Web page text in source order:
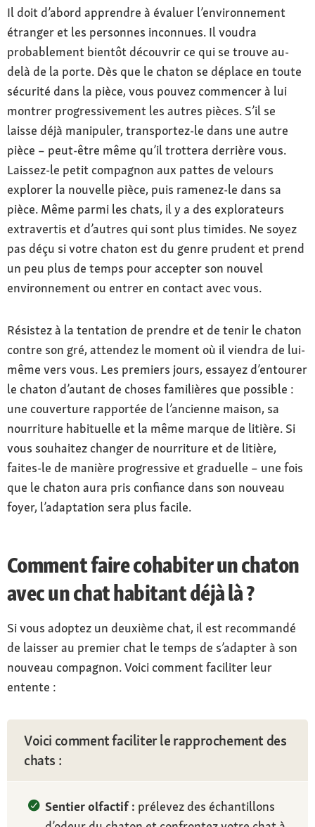
Il doit d’abord apprendre à évaluer l’environnement
étranger et les personnes inconnues. Il voudra
probablement bientôt découvrir ce qui se trouve au-
delà de la porte. Dès que le chaton se déplace en toute
sécurité dans la pièce, vous pouvez commencer à lui
montrer progressivement les autres pièces. S’il se
laisse déjà manipuler, transportez-le dans une autre
pièce – peut-être même qu’il trottera derrière vous.
Laissez-le petit compagnon aux pattes de velours
explorer la nouvelle pièce, puis ramenez-le dans sa
pièce. Même parmi les chats, il y a des explorateurs
extravertis et d’autres qui sont plus timides. Ne soyez
pas déçu si votre chaton est du genre prudent et prend
un peu plus de temps pour accepter son nouvel
environnement ou entrer en contact avec vous.
Résistez à la tentation de prendre et de tenir le chaton
contre son gré, attendez le moment où il viendra de lui-
même vers vous. Les premiers jours, essayez d’entourer
le chaton d’autant de choses familières que possible :
une couverture rapportée de l’ancienne maison, sa
nourriture habituelle et la même marque de litière. Si
vous souhaitez changer de nourriture et de litière,
faites-le de manière progressive et graduelle – une fois
que le chaton aura pris confiance dans son nouveau
foyer, l’adaptation sera plus facile.
Comment faire cohabiter un chaton
avec un chat habitant déjà là ?
Si vous adoptez un deuxième chat, il est recommandé
de laisser au premier chat le temps de s’adapter à son
nouveau compagnon. Voici comment faciliter leur
entente :
Voici comment faciliter le rapprochement des
chats :
Sentier olfactif : prélevez des échantillons